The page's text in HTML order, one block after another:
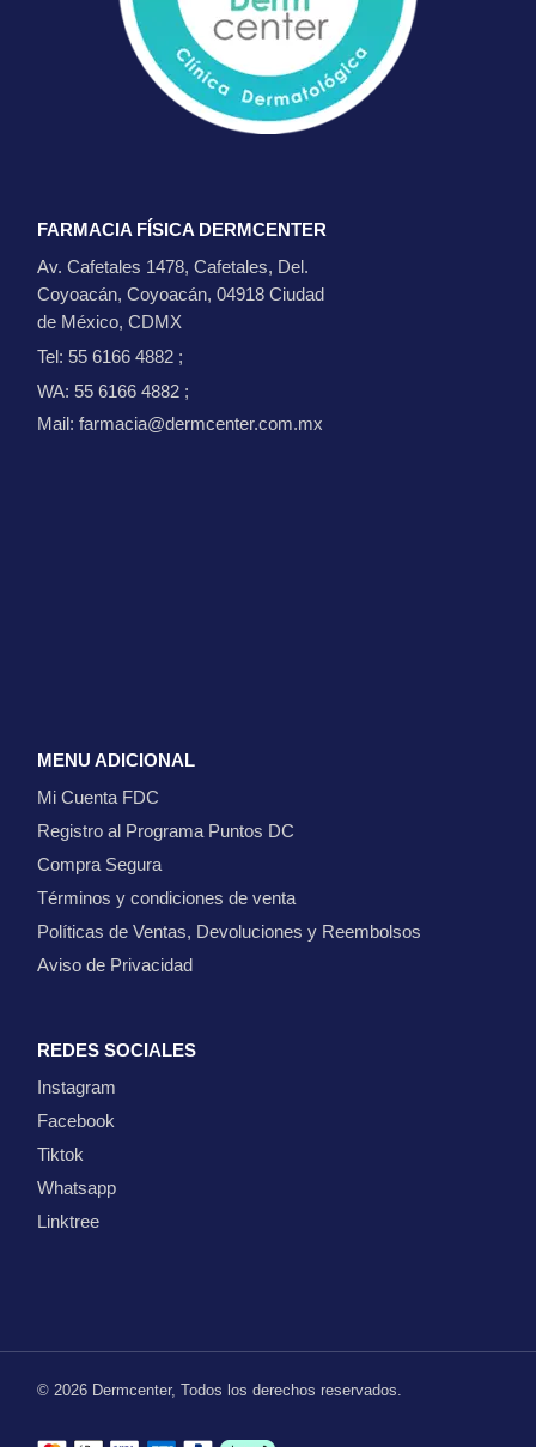
FARMACIA FÍSICA DERMCENTER
Av. Cafetales 1478, Cafetales, Del.
Coyoacán, Coyoacán, 04918 Ciudad
de México, CDMX
Tel: 55 6166 4882 ;
WA: 55 6166 4882 ;
Mail: farmacia@dermcenter.com.mx
MENU ADICIONAL
Mi Cuenta FDC
Registro al Programa Puntos DC
Compra Segura
Términos y condiciones de venta
Políticas de Ventas, Devoluciones y Reembolsos
Aviso de Privacidad
REDES SOCIALES
Instagram
Facebook
Tiktok
Whatsapp
Linktree
© 2026 Dermcenter, Todos los derechos reservados.